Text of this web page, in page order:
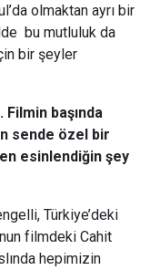
olmaktan ayrı bir
bu mutluluk da
bir şeyler
başında
sende özel bir
esinlendiğin şey
Türkiye’deki
filmdeki Cahit
hepimizin